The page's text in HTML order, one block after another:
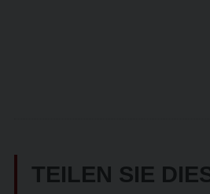
TEILEN SIE